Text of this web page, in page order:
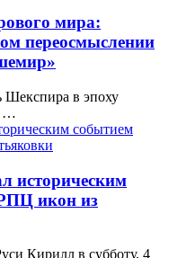
мира:
переосмыслении
Шекспира в эпоху
…
историческим
икон из
Кирилл в субботу, 4